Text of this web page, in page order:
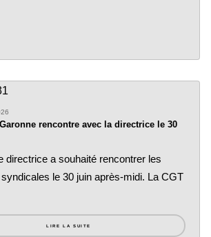
rencontre avec la directrice le 30
directrice a souhaité rencontrer les
le 30 juin après-midi. La CGT
LIRE LA SUITE